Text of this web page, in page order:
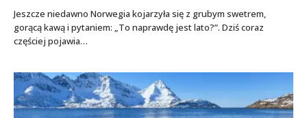
Jeszcze niedawno Norwegia kojarzyła się z grubym swetrem,
gorącą kawą i pytaniem: „To naprawdę jest lato?”. Dziś coraz
częściej pojawia…